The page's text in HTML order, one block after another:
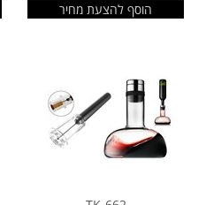
הוסף להצעת מחיר